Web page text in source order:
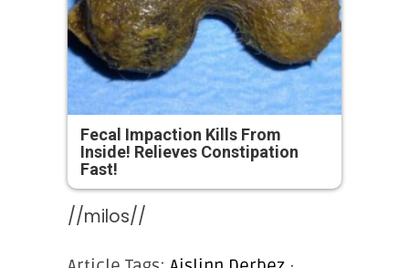
Fecal Impaction Kills From
Inside! Relieves Constipation
Fast!
//milos//